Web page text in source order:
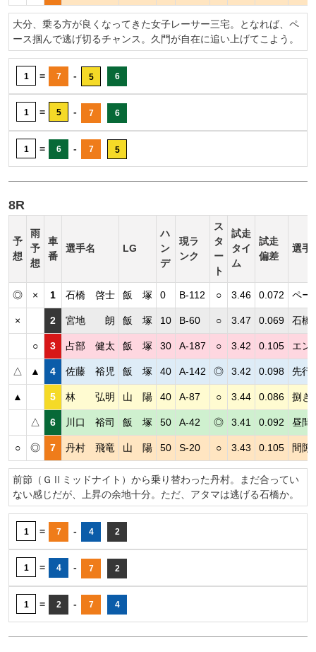
大分、乗る方が良くなってきた女子レーサー三宅。となれば、ペ
ース掴んで逃げ切るチャンス。久門が自在に追い上げてこよう。
1 = 7 - 5 6
1 = 5 - 7 6
1 = 6 - 7 5
8R
予
想
雨
予
想
車
番
選手名 LG
ハ
ン
デ
現ラ
ンク
ス
タ
ー
ト
試走
タイ
ム
試走
偏差
選手
◎ × 1 石橋 啓士 飯 塚 0 B-112 ○ 3.46 0.072 ペー
× 2 宮地 朗 飯 塚 10 B-60 ○ 3.47 0.069 石橋
○ 3 占部 健太 飯 塚 30 A-187 ○ 3.42 0.105 エン
△ ▲ 4 佐藤 裕児 飯 塚 40 A-142 ◎ 3.42 0.098 先行
▲ 5 林 弘明 山 陽 40 A-87 ○ 3.44 0.086 捌き
△ 6 川口 裕司 飯 塚 50 A-42 ◎ 3.41 0.092 昼間
○ ◎ 7 丹村 飛竜 山 陽 50 S-20 ○ 3.43 0.105 間隙
前節（ＧⅡミッドナイト）から乗り替わった丹村。まだ合ってい
ない感じだが、上昇の余地十分。ただ、アタマは逃げる石橋か。
1 = 7 - 4 2
1 = 4 - 7 2
1 = 2 - 7 4